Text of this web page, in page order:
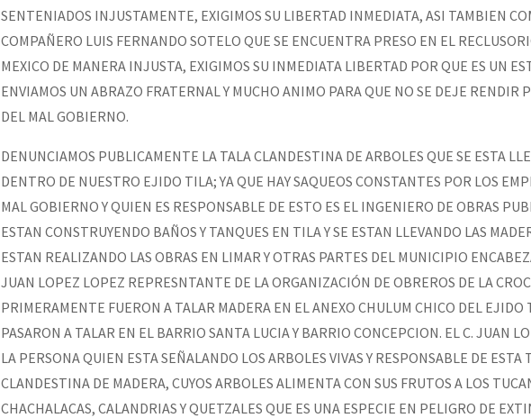
SENTENIADOS INJUSTAMENTE, EXIGIMOS SU LIBERTAD INMEDIATA, ASI TAMBIEN
COMPAÑERO LUIS FERNANDO SOTELO QUE SE ENCUENTRA PRESO EN EL
MEXICO DE MANERA INJUSTA, EXIGIMOS SU INMEDIATA LIBERTAD POR QUE ES UN
ENVIAMOS UN ABRAZO FRATERNAL Y MUCHO ANIMO PARA QUE NO SE DEJE RENDIR
DEL MAL GOBIERNO.
DENUNCIAMOS PUBLICAMENTE LA TALA CLANDESTINA DE ARBOLES QUE SE ESTA
DENTRO DE NUESTRO EJIDO TILA; YA QUE HAY SAQUEOS CONSTANTES POR LOS
MAL GOBIERNO Y QUIEN ES RESPONSABLE DE ESTO ES EL INGENIERO DE OBRAS
ESTAN CONSTRUYENDO BAÑOS Y TANQUES EN TILA Y SE ESTAN LLEVANDO LAS
ESTAN REALIZANDO LAS OBRAS EN LIMAR Y OTRAS PARTES DEL MUNICIPIO
JUAN LOPEZ LOPEZ REPRESNTANTE DE LA ORGANIZACIÓN DE OBREROS DE LA
PRIMERAMENTE FUERON A TALAR MADERA EN EL ANEXO CHULUM CHICO DEL EJIDO
PASARON A TALAR EN EL BARRIO SANTA LUCIA Y BARRIO CONCEPCION. EL C. JUAN
LA PERSONA QUIEN ESTA SEÑALANDO LOS ARBOLES VIVAS Y RESPONSABLE DE ESTA
CLANDESTINA DE MADERA, CUYOS ARBOLES ALIMENTA CON SUS FRUTOS A LOS
CHACHALACAS, CALANDRIAS Y QUETZALES QUE ES UNA ESPECIE EN PELIGRO DE